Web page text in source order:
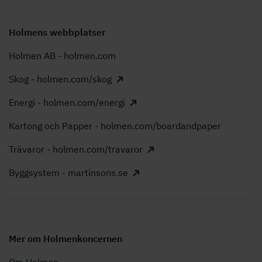
Holmens webbplatser
Holmen AB - holmen.com
Skog - holmen.com/skog
Energi - holmen.com/energi
Kartong och Papper - holmen.com/boardandpaper
Trävaror - holmen.com/travaror
Byggsystem - martinsons.se
Mer om Holmenkoncernen